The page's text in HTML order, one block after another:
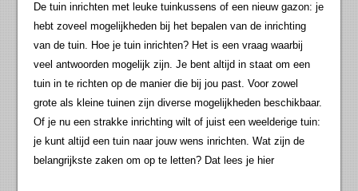
De tuin inrichten met leuke tuinkussens of een nieuw gazon: je
hebt zoveel mogelijkheden bij het bepalen van de inrichting
van de tuin. Hoe je tuin inrichten? Het is een vraag waarbij
veel antwoorden mogelijk zijn. Je bent altijd in staat om een
tuin in te richten op de manier die bij jou past. Voor zowel
grote als kleine tuinen zijn diverse mogelijkheden beschikbaar.
Of je nu een strakke inrichting wilt of juist een weelderige tuin:
je kunt altijd een tuin naar jouw wens inrichten. Wat zijn de
belangrijkste zaken om op te letten? Dat lees je hier